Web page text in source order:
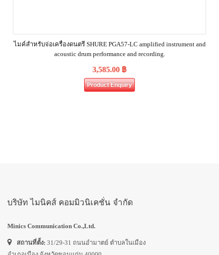
ไมค์สำหรับจ่อเครื่องดนตรี SHURE PGA57-LC amplified instrument and
acoustic drum performance and recording.
3,585.00 ฿
Product Enquiry
บริษัท ไมนิคส์ คอมมิวนิเคชั่น จำกัด
Minics Communication Co.,Ltd.
สถานที่ตั้ง: 31/29-31 ถนนอำมาตย์ ตำบลในเมือง